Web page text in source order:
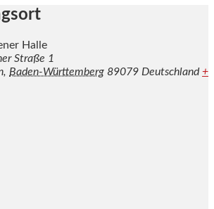
Halle
Straße 1
, Baden-Württemberg 89079 Deutschland +